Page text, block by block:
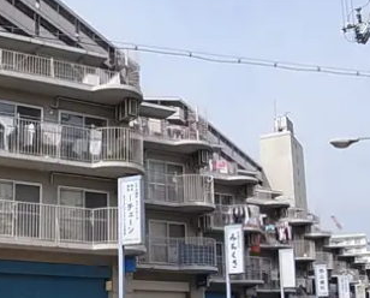
スタッフをさがす
投資用物件をさがす
新着物件をさがす
価格変更物件をさがす
設備からさがす
シンプル検索
AIでさがす
建物の検査と保証サービス
芦屋市
川西市
川辺郡猪名川町
神戸市東灘区
神戸市灘区
伊丹営業所
川西営業所
開発分譲事業
ファイナンシャルプランニング事業
家具事業
賃貸事業
広告代理・クリエイティブ事業
コンサルティング事業